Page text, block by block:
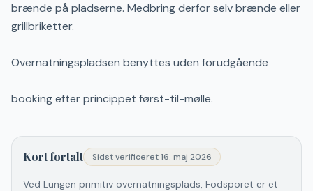
brænde på pladserne. Medbring derfor selv brænde eller
grillbriketter.
Overnatningspladsen benyttes uden forudgående
booking efter princippet først-til-mølle.
Kort fortalt Sidst verificeret16. maj 2026
Ved Lungen primitiv overnatningsplads, Fodsporet er et